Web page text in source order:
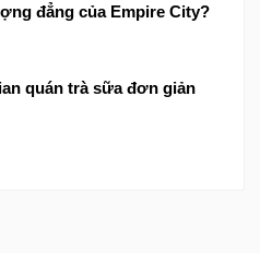
đẳng của Empire City?
quán trà sữa đơn giản